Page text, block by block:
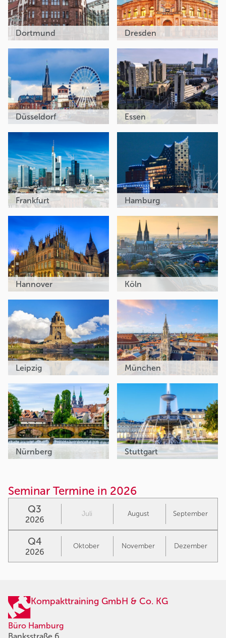
Dortmund Dresden
Düsseldorf Essen
Frankfurt Hamburg
Hannover Köln
Leipzig München
Nürnberg Stuttgart
Seminar Termine in 2026
Q3
2026
Juli August September
Q4
2026
Oktober November Dezember
Kompakttraining GmbH & Co. KG
Büro Hamburg